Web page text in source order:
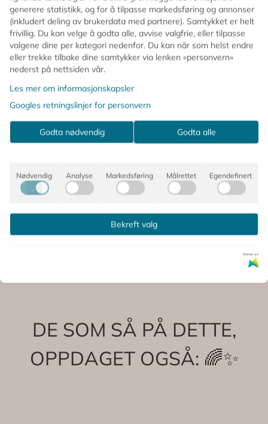
de garantert et fargerikt høydepunkt på festen!
Perfekte til bursdag, temafest eller enhver feiring som
trenger litt ekstra magi og glede ✨
🦄 16 store servietter i eventyrlig design
🌟 Gullfolie og neontrykk
🌈 Motiver: regnbuer, sol, enhjørninger og drømmer
📏 Brettet størrelse: 165 x 165 mm
DE SOM SÅ PÅ DETTE,
OPPDAGET OGSÅ: 🌈✨
generere statistikk, og for å tilpasse markedsføring og annonser
(inkludert deling av brukerdata med partnere). Samtykket er helt
frivillig. Du kan velge å godta alle, avvise valgfrie, eller tilpasse
valgene dine per kategori nedenfor. Du kan når som helst endre
eller trekke tilbake dine samtykker via lenken «personvern»
nederst på nettsiden vår.
Les mer om informasjonskapsler
Googles retningslinjer for personvern
Godta nødvendig Godta alle
Nødvendig Analyse Markedsføring Målrettet Egendefinert
Bekreft valg
Drevet av